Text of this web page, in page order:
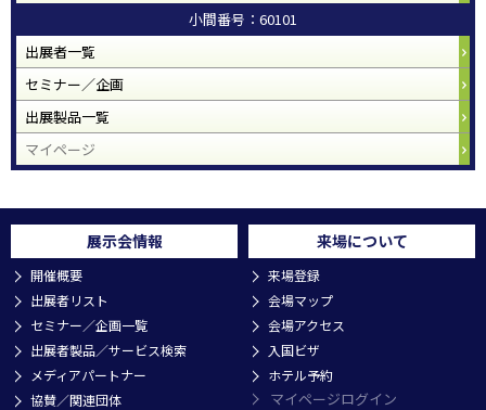
小間番号：60101
出展者一覧
セミナー／企画
出展製品一覧
マイページ
展示会情報
開催概要
出展者リスト
セミナー／企画一覧
出展者製品／サービス検索
メディアパートナー
協賛／関連団体
来場について
来場登録
会場マップ
会場アクセス
入国ビザ
ホテル予約
マイページログイン